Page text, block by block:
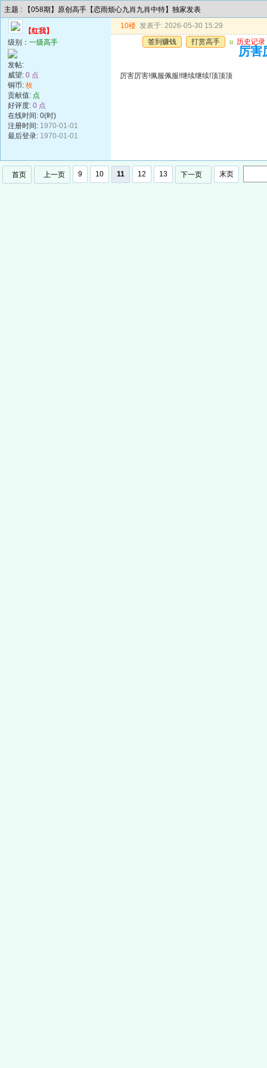
主题 : 【058期】原创高手【恋雨烦心九肖九肖中特】独家发表
【红我】
级别： 一级高手
发帖:
威望: 0 点
铜币: 枚
贡献值: 点
好评度: 0 点
在线时间: 0(时)
注册时间: 1970-01-01
最后登录: 1970-01-01
10楼 发表于: 2026-05-30 15:29
签到赚钱
打赏高手 u 历史记录
厉害
厉害厉害!佩服佩服!继续继续!顶顶顶
首页 上一页 9 10 11 12 13 下一页 末页